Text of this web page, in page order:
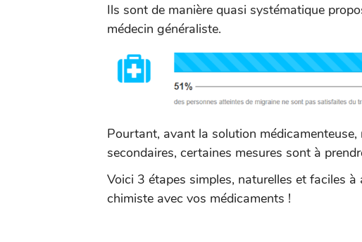
Ils sont de manière quasi systématique
médecin généraliste.
Pourtant, avant la solution médicamenteuse,
secondaires, certaines mesures sont à
Voici 3 étapes simples, naturelles et faciles à
chimiste avec vos médicaments !